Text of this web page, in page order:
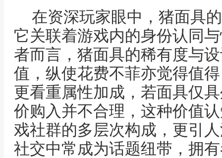
在资深玩家眼中，猪面具
它关联着游戏内的身份认同
者而言，猪面具的稀有度与
值，纵使花费不菲亦觉得值
更看重属性加成，若面具仅
价购入并不合理，这种价值
戏社群的多层次构成，更引
社交中常成为话题纽带，拥